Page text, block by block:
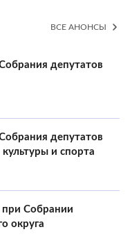
ВСЕ АНОНСЫ
депутатов
депутатов
и спорта
при Собрании
округа